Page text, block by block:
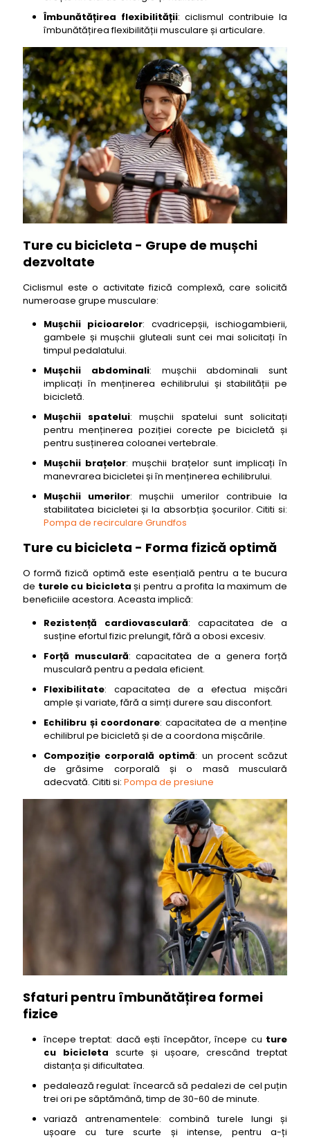
Îmbunătățirea flexibilității: ciclismul contribuie la
îmbunătățirea flexibilității musculare și articulare.
Ture cu bicicleta - Grupe de mușchi
dezvoltate
Ciclismul este o activitate fizică complexă, care solicită
numeroase grupe musculare:
Mușchii picioarelor: cvadricepșii, ischiogambierii,
gambele și mușchii gluteali sunt cei mai solicitați în
timpul pedalatului.
Mușchii abdominali: mușchii abdominali sunt
implicați în menținerea echilibrului și stabilității pe
bicicletă.
Mușchii spatelui: mușchii spatelui sunt solicitați
pentru menținerea poziției corecte pe bicicletă și
pentru susținerea coloanei vertebrale.
Mușchii brațelor: mușchii brațelor sunt implicați în
manevrarea bicicletei și în menținerea echilibrului.
Mușchii umerilor: mușchii umerilor contribuie la
stabilitatea bicicletei și la absorbția șocurilor. Cititi si:
Pompa de recirculare Grundfos
Ture cu bicicleta - Forma fizică optimă
O formă fizică optimă este esențială pentru a te bucura
de turele cu bicicleta și pentru a profita la maximum de
beneficiile acestora. Aceasta implică:
Rezistență cardiovasculară: capacitatea de a
susține efortul fizic prelungit, fără a obosi excesiv.
Forță musculară: capacitatea de a genera forță
musculară pentru a pedala eficient.
Flexibilitate: capacitatea de a efectua mișcări
ample și variate, fără a simți durere sau disconfort.
Echilibru și coordonare: capacitatea de a menține
echilibrul pe bicicletă și de a coordona mișcările.
Compoziție corporală optimă: un procent scăzut
de grăsime corporală și o masă musculară
adecvată. Cititi si: Pompa de presiune
Sfaturi pentru îmbunătățirea formei
fizice
începe treptat: dacă ești începător, începe cu ture
cu bicicleta scurte și ușoare, crescând treptat
distanța și dificultatea.
pedalează regulat: încearcă să pedalezi de cel puțin
trei ori pe săptămână, timp de 30-60 de minute.
variază antrenamentele: combină turele lungi și
ușoare cu ture scurte și intense, pentru a-ți